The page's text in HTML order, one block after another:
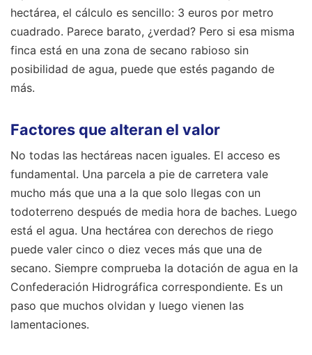
hectárea, el cálculo es sencillo: 3 euros por metro
cuadrado. Parece barato, ¿verdad? Pero si esa misma
finca está en una zona de secano rabioso sin
posibilidad de agua, puede que estés pagando de
más.
Factores que alteran el valor
No todas las hectáreas nacen iguales. El acceso es
fundamental. Una parcela a pie de carretera vale
mucho más que una a la que solo llegas con un
todoterreno después de media hora de baches. Luego
está el agua. Una hectárea con derechos de riego
puede valer cinco o diez veces más que una de
secano. Siempre comprueba la dotación de agua en la
Confederación Hidrográfica correspondiente. Es un
paso que muchos olvidan y luego vienen las
lamentaciones.